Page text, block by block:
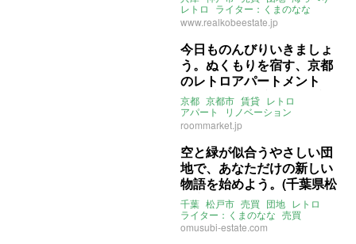
レトロ
ライター：くまのなな
売買
www.realkobeestate.jp
今日ものんびりいきましょ
う。ぬくもりを宿す、京都
のレトロアパートメント
で。(京都市左京区の賃貸物
件)
京都 京都市 賃貸 レトロ
アパート
リノベーション
アトリエ ライター：くまのなな
ルームマーケット
roommarket.jp
空と緑が似合うやさしい団
地で、あなただけの新しい
物語を始めよう。(千葉県松
戸市46㎡の売買物件)
千葉 松戸市 売買 団地 レトロ
ライター：くまのなな 売買
omusubi-estate.com